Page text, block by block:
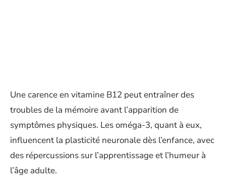
Une carence en vitamine B12 peut entraîner des
troubles de la mémoire avant l’apparition de
symptômes physiques. Les oméga-3, quant à eux,
influencent la plasticité neuronale dès l’enfance, avec
des répercussions sur l’apprentissage et l’humeur à
l’âge adulte.